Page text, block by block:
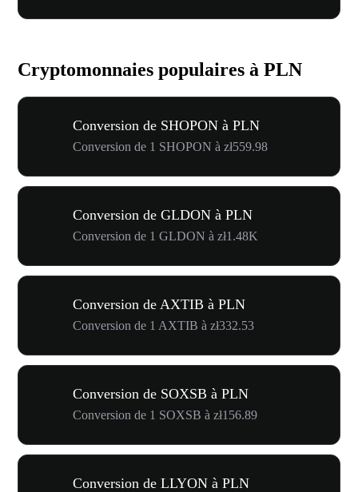
Cryptomonnaies populaires à PLN
Conversion de SHOPON à PLN
Conversion de 1 SHOPON à zł559.98
Conversion de GLDON à PLN
Conversion de 1 GLDON à zł1.48K
Conversion de AXTIB à PLN
Conversion de 1 AXTIB à zł332.53
Conversion de SOXSB à PLN
Conversion de 1 SOXSB à zł156.89
Conversion de LLYON à PLN